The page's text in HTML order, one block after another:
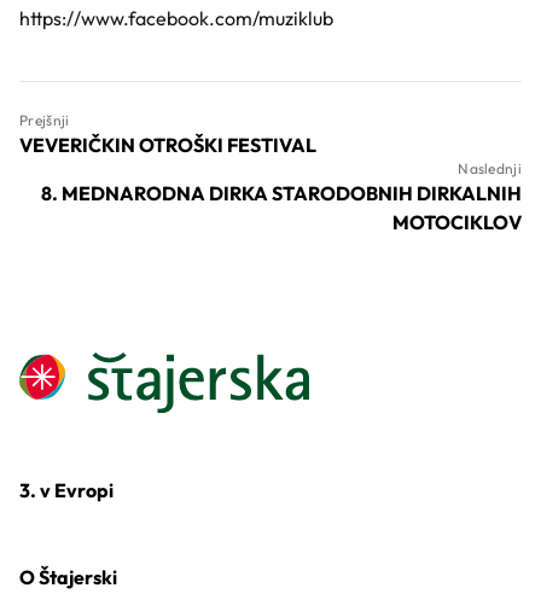
https://www.facebook.com/muziklub
Prejšnji
VEVERIČKIN OTROŠKI FESTIVAL
Naslednji
8. MEDNARODNA DIRKA STARODOBNIH DIRKALNIH
MOTOCIKLOV
3. v Evropi
O Štajerski